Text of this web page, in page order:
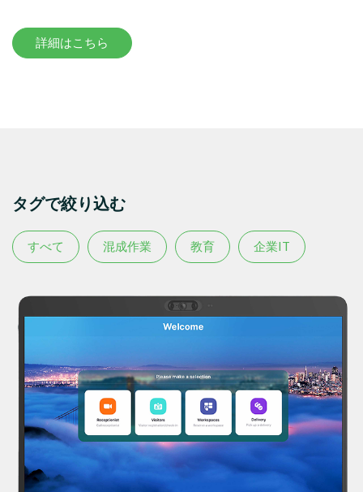
詳細はこちら
タグで絞り込む
すべて 混成作業 教育 企業IT